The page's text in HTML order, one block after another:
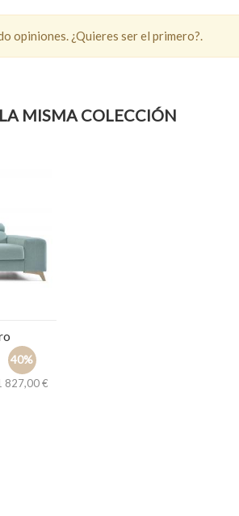
opiniones. ¿Quieres ser el primero?.
MISMA COLECCIÓN
40%
827,00 €